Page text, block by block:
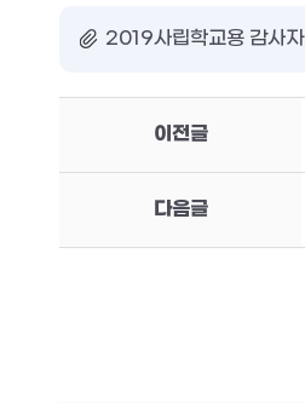
2019사립학교용 감사
이전글
다음글